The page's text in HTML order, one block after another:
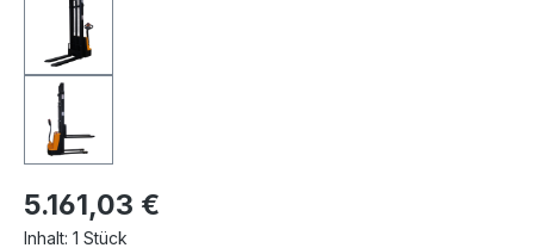
5.161,03 €
Inhalt: 1 Stück